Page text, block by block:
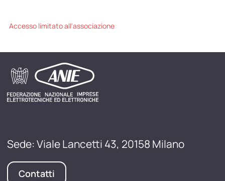
Accesso limitato all'associazione
Sede: Viale Lancetti 43, 20158 Milano
Contatti